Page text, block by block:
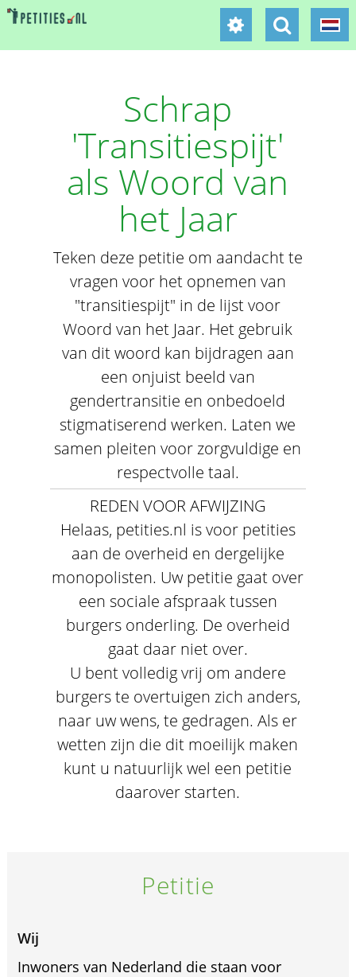
Schrap
'Transitiespijt'
als Woord van
het Jaar
Teken deze petitie om aandacht te
vragen voor het opnemen van
"transitiespijt" in de lijst voor
Woord van het Jaar. Het gebruik
van dit woord kan bijdragen aan
een onjuist beeld van
gendertransitie en onbedoeld
stigmatiserend werken. Laten we
samen pleiten voor zorgvuldige en
respectvolle taal.
REDEN VOOR AFWIJZING
Helaas, petities.nl is voor petities
aan de overheid en dergelijke
monopolisten. Uw petitie gaat over
een sociale afspraak tussen
burgers onderling. De overheid
gaat daar niet over.
U bent volledig vrij om andere
burgers te overtuigen zich anders,
naar uw wens, te gedragen. Als er
wetten zijn die dit moeilijk maken
kunt u natuurlijk wel een petitie
daarover starten.
Petitie
Wij
Inwoners van Nederland die staan voor